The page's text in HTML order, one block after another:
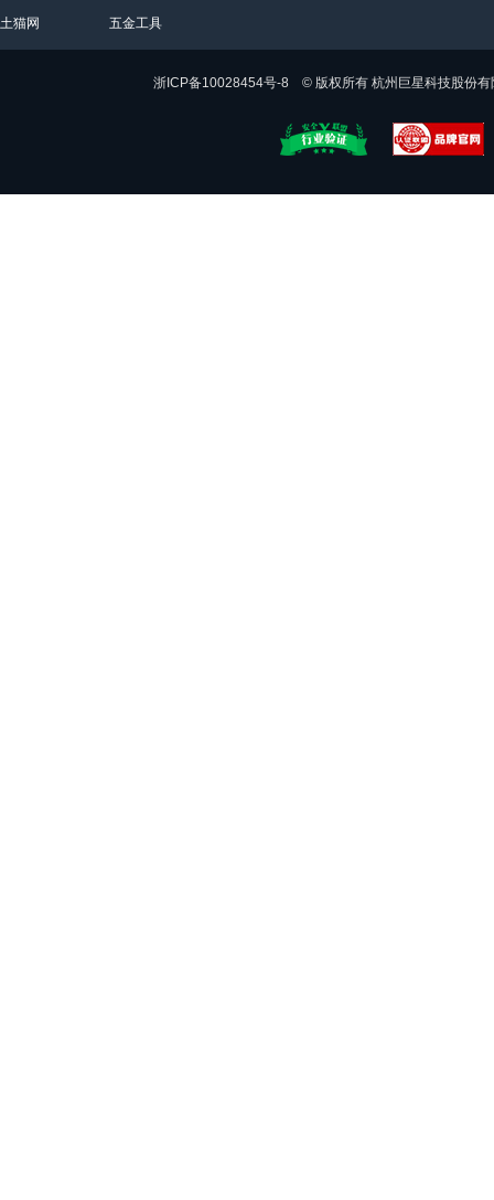
土猫网 五金工具
浙ICP备10028454号-8 © 版权所有 杭州巨星科技股份